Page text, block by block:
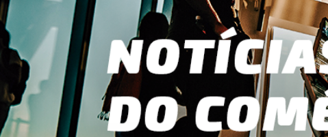
Integridade
Responsabilidade social
Blog
E-books
Contato